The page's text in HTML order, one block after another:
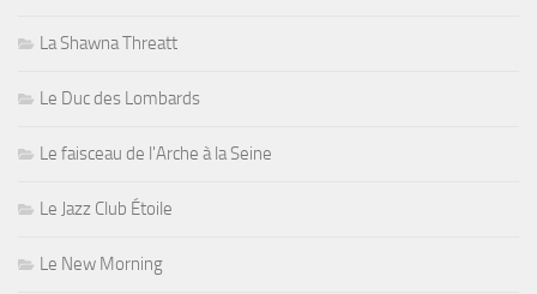
La Shawna Threatt
Le Duc des Lombards
Le faisceau de l'Arche à la Seine
Le Jazz Club Étoile
Le New Morning